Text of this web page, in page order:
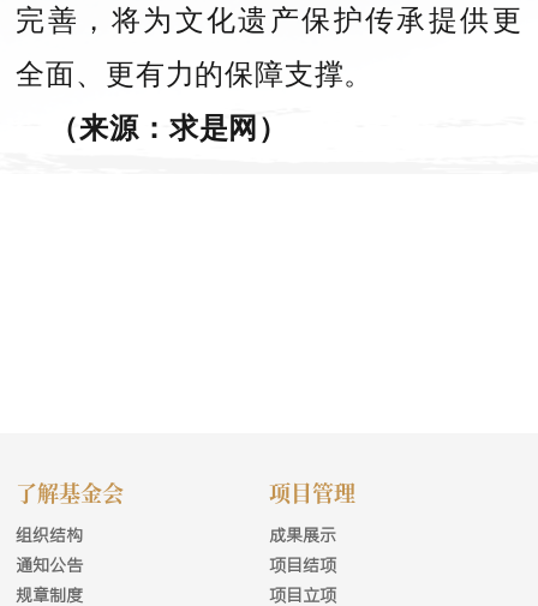
完善，将为文化遗产保护传承提供更
全面、更有力的保障支撑。
（来源：求是网）
了解基金会
组织结构
通知公告
规章制度
项目管理
成果展示
项目结项
项目立项